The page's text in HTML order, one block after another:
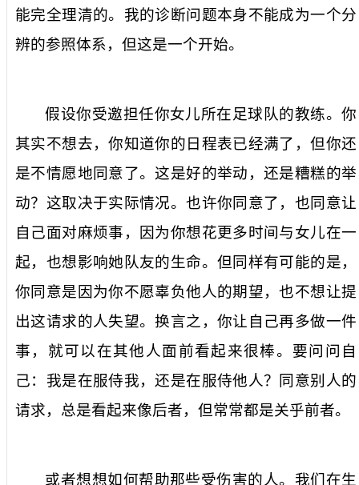
能完全理清的。我的诊断问题本身不能成为一个分
辨的参照体系，但这是一个开始。
假设你受邀担任你女儿所在足球队的教练。你
其实不想去，你知道你的日程表已经满了，但你还
是不情愿地同意了。这是好的举动，还是糟糕的举
动？这取决于实际情况。也许你同意了，也同意让
自己面对麻烦事，因为你想花更多时间与女儿在一
起，也想影响她队友的生命。但同样有可能的是，
你同意是因为你不愿辜负他人的期望，也不想让提
出这请求的人失望。换言之，你让自己再多做一件
事，就可以在其他人面前看起来很棒。要问问自
己：我是在服侍我，还是在服侍他人？同意别人的
请求，总是看起来像后者，但常常都是关乎前者。
或者想想如何帮助那些受伤害的人。我们在生